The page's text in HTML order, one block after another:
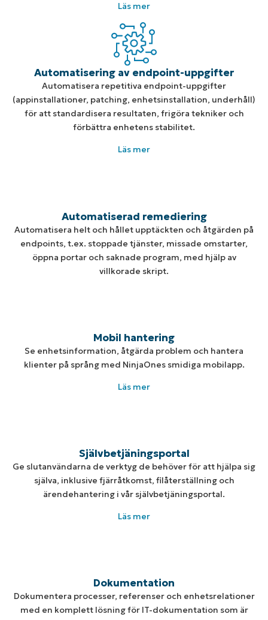
Läs mer
Automatisering av endpoint-uppgifter
Automatisera repetitiva endpoint-uppgifter
(appinstallationer, patching, enhetsinstallation, underhåll)
för att standardisera resultaten, frigöra tekniker och
förbättra enhetens stabilitet.
Läs mer
Automatiserad remediering
Automatisera helt och hållet upptäckten och åtgärden på
endpoints, t.ex. stoppade tjänster, missade omstarter,
öppna portar och saknade program, med hjälp av
villkorade skript.
Mobil hantering
Se enhetsinformation, åtgärda problem och hantera
klienter på språng med NinjaOnes smidiga mobilapp.
Läs mer
Självbetjäningsportal
Ge slutanvändarna de verktyg de behöver för att hjälpa sig
själva, inklusive fjärråtkomst, filåterställning och
ärendehantering i vår självbetjäningsportal.
Läs mer
Dokumentation
Dokumentera processer, referenser och enhetsrelationer
med en komplett lösning för IT-dokumentation som är